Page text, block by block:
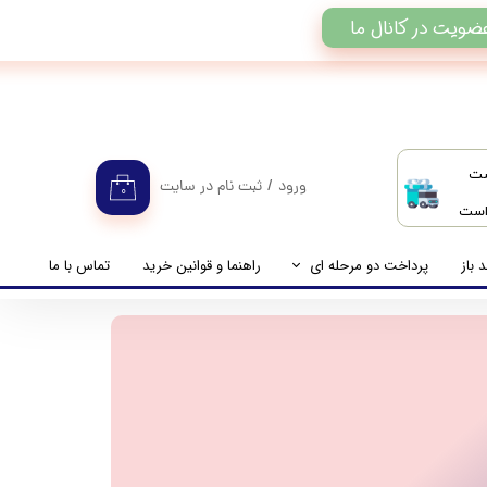
است
۰ ورود / ثبت نام در سایت
تغییر گذر واژه باز پرداخت دو مرحله ای
راهنمای پرداخت دو مرحله ای
راهنما و قوانین خرید تماس با ما
در کانال ما